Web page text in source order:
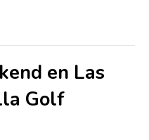
en Las
Golf